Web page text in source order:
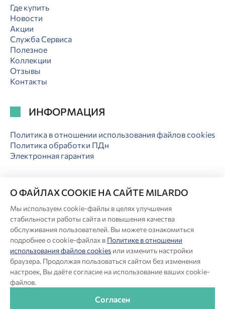
Где купить
Новости
Акции
Служба Сервиса
Полезное
Коллекции
Отзывы
Контакты
ИНФОРМАЦИЯ
Политика в отношении использования файлов cookies
Политика обработки ПДн
Электронная гарантия
© Milardo
Разработка сайта:
Производитель оставляет за собой право в любой момент
вносить изменения в комплектацию, дизайн и характеристики
товара, не ухудшающие его качество.
Актуальная информация о продукции Milardo — на сайте
бренда www.milardo.ru.
О ФАЙЛАХ COOKIE НА САЙТЕ MILARDO
Мы используем cookie-файлы в целях улучшения
стабильности работы сайта и повышения качества
обслуживания пользователей. Вы можете ознакомиться
подробнее о cookie-файлах в Политике в отношении
использования файлов cookies или изменить настройки
браузера. Продолжая пользоваться сайтом без изменения
настроек, Вы даёте согласие на использование ваших cookie-
файлов.
Согласен